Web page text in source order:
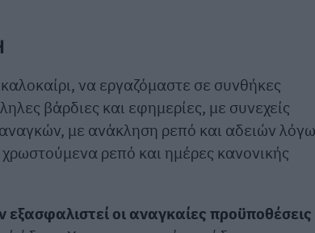
να εργαζόμαστε σε συνθήκες
βάρδιες και εφημερίες, με συνεχείς
με ανάκληση ρεπό και αδειών λόγω
ρεπό και ημέρες κανονικής
εξασφαλιστεί οι αναγκαίες προϋποθέσεις